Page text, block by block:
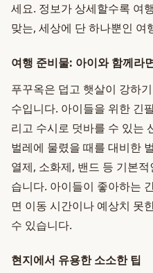
세요. 정보가 상세할수록 여
맞는, 세상에 단 하나뿐인 여
여행 준비물: 아이와 함께라
푸꾸옥은 덥고 햇살이 강하
수입니다. 아이들을 위한 긴
리고 수시로 덧바를 수 있는
벌레에 물렸을 때를 대비한
열제, 소화제, 밴드 등 기본
습니다. 아이들이 좋아하는
면 이동 시간이나 예상치 못
수 있습니다.
현지에서 유용한 소소한 팁